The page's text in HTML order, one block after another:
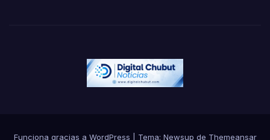
Funciona gracias a WordPress Tema: Newsup de Themeansar